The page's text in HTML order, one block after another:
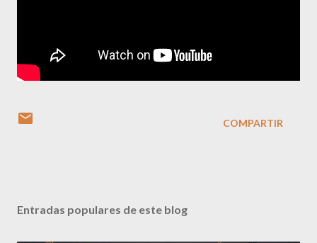
COMPARTIR
Entradas populares de este blog